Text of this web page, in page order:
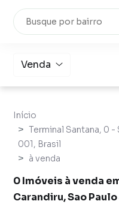
Venda
Início
Terminal Santana, 0
001, Brasil
à venda
0 Imóveis à venda
Carandiru, Sao Paulo